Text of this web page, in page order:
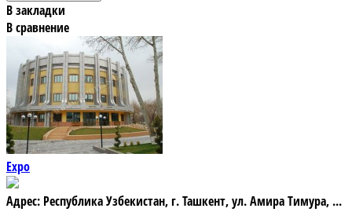
В закладки
В сравнение
Expo
Адрес: Республика Узбекистан, г. Ташкент, ул. Амира Тимура, ...